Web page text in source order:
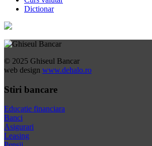
Dictionar
© 2025 Ghiseul Bancar
web design www.dehalo.ro
Stiri bancare
Educatie financiara
Banci
Asigurari
Leasing